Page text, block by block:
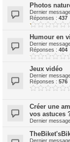
Photos
Dernier
Réponses : 437
Humour en
Dernier
Réponses : 404
Jeux vidéo
Dernier
Réponses : 576
Créer une
vos astuces
Dernier
Dernier